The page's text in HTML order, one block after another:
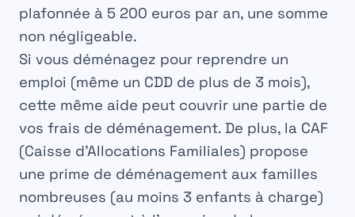
plafonnée à 5 200 euros par an, une somme
non négligeable.
Si vous déménagez pour reprendre un
emploi (même un CDD de plus de 3 mois),
cette même aide peut couvrir une partie de
vos frais de déménagement. De plus, la CAF
(Caisse d’Allocations Familiales) propose
une prime de déménagement aux familles
nombreuses (au moins 3 enfants à charge)